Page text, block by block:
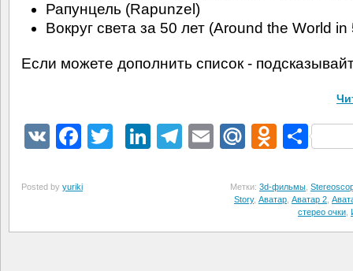
Рапунцель (Rapunzel)
Вокруг света за 50 лет (Around the World in
Если можете дополнить список -
VK Facebook
TwitterLinkedIn
Telegram
EmailMail.Ru
Posted by yuriki Метки: 3d-фильмы
Story, Аватар Аватар 2
стерео очки